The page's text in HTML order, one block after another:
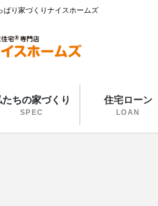
ぱり家づくりナイスホームズ
ちの家づくり
SPEC
住宅ローン
LOAN